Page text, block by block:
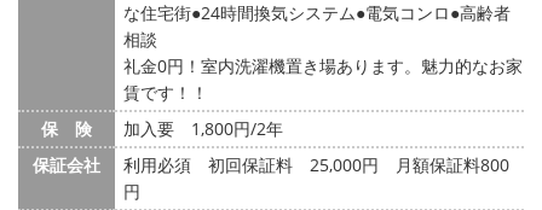
な住宅街 24時間換気システム 電気コンロ 高齢者
相談
礼金0円！室内洗濯機置き場あります。魅力的なお家
賃です！！
保 険
加入要 1,800円/2年
保証会社
利用必須 初回保証料 25,000円 月額保証料800
円